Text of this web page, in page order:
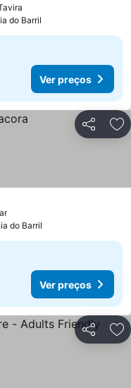
do Barril
Ver preços
Partilhar
do Barril
Ver preços
Partilhar